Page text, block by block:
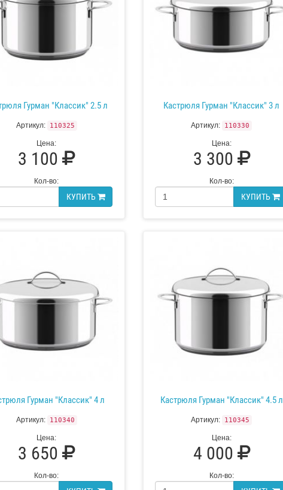
Гурман "Классик" 2.5 л
Артикул: 110325
Цена:
3 100
Кол-во:
КУПИТЬ
Кастрюля Гурман "Классик" 3 л
Артикул: 110330
Цена:
3 300
Кол-во:
КУПИТЬ
Гурман "Классик" 4 л
Артикул: 110340
Цена:
3 650
Кол-во:
Кастрюля Гурман "Классик" 4.5 л
Артикул: 110345
Цена:
4 000
Кол-во: